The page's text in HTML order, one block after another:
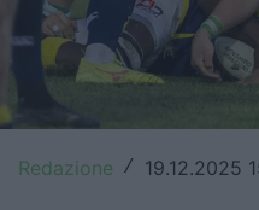
Top14
Premiership
Champions Cup
Challenge Cup
Redazione / 19.12.2025